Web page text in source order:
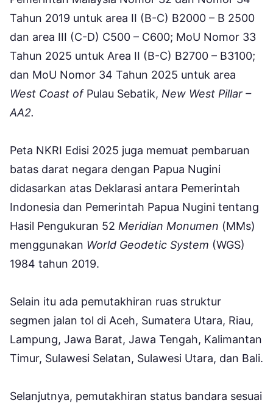
Tahun 2019 untuk area II (B-C) B2000 – B 2500
dan area III (C-D) C500 – C600; MoU Nomor 33
Tahun 2025 untuk Area II (B-C) B2700 – B3100;
dan MoU Nomor 34 Tahun 2025 untuk area
West Coast of Pulau Sebatik, New West Pillar –
AA2.
Peta NKRI Edisi 2025 juga memuat pembaruan
batas darat negara dengan Papua Nugini
didasarkan atas Deklarasi antara Pemerintah
Indonesia dan Pemerintah Papua Nugini tentang
Hasil Pengukuran 52 Meridian Monumen (MMs)
menggunakan World Geodetic System (WGS)
1984 tahun 2019.
Selain itu ada pemutakhiran ruas struktur
segmen jalan tol di Aceh, Sumatera Utara, Riau,
Lampung, Jawa Barat, Jawa Tengah, Kalimantan
Timur, Sulawesi Selatan, Sulawesi Utara, dan Bali.
Selanjutnya, pemutakhiran status bandara sesuai